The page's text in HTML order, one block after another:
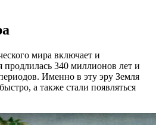
мира включает и
продлилась 340 миллионов лет и
Именно в эту эру Земля
а также стали появляться